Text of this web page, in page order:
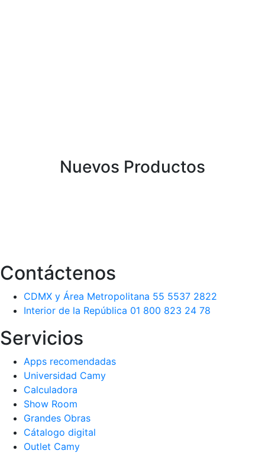
Nuevos Productos
Contáctenos
CDMX y Área Metropolitana 55 5537 2822
Interior de la República 01 800 823 24 78
Servicios
Apps recomendadas
Universidad Camy
Calculadora
Show Room
Grandes Obras
Cátalogo digital
Outlet Camy